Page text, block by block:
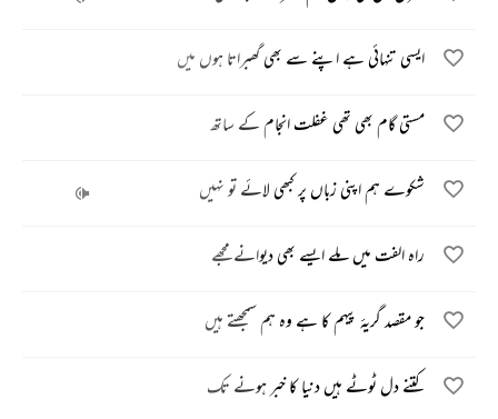
ایسی تنہائی ہے اپنے سے بھی گھبراتا ہوں میں
مستی گام بھی تھی غفلت انجام کے ساتھ
شکوے ہم اپنی زباں پر کبھی لائے تو نہیں
راہ الفت میں ملے ایسے بھی دیوانے مجھے
جو مقصد گریۂ پیہم کا ہے وہ ہم سمجھتے ہیں
کتنے دل ٹوٹے ہیں دنیا کا خبر ہونے تک